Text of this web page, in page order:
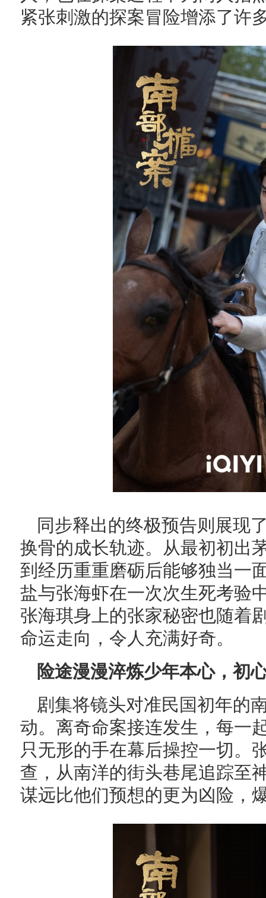
紧张刺激的探案冒险增添了许
同步释出的终极预告则展现
换骨的成长轨迹。从最初初出
到经历重重磨砺后能够独当一
盐与张海虾在一次次生死考验
张海琪身上的张家秘密也随着
命运走向，令人充满好奇。
险途漫漫淬炼少年本心，初
剧集将镜头对准民国初年
动。离奇命案接连发生，每一
只无形的手在幕后操控一切。
查，从南洋的街头巷尾追踪至
谋远比他们预想的更为凶险，